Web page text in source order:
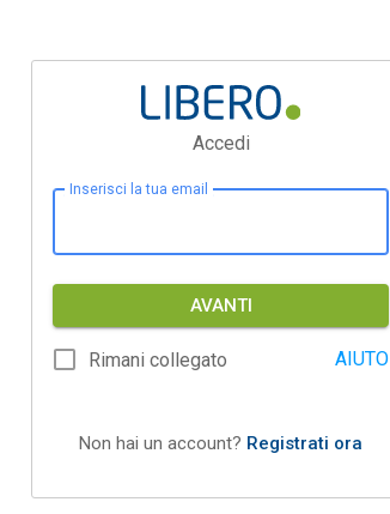
Accedi
Inserisci la tua email
AVANTI
Rimani collegato AIUTO
Non hai un account? Registrati ora